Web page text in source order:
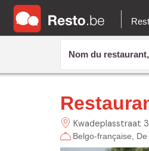
Kwadeplasstraat
Belgo-française